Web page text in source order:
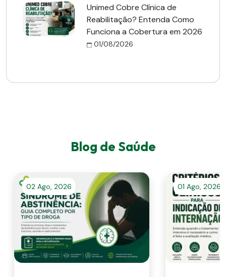
Unimed Cobre Clínica de
Reabilitação? Entenda Como
Funciona a Cobertura em 2026
01/08/2026
Blog de Saúde
02 Ago, 2026 01 Ago, 2026